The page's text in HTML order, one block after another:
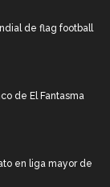
de flag football
de El Fantasma
en liga mayor de